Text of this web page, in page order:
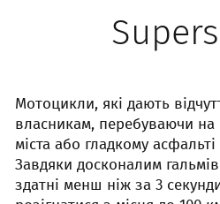
Мотоцикли, які дають
власникам, перебуваючи на
міста або гладкому
Завдяки досконалим
здатні менш ніж за 3